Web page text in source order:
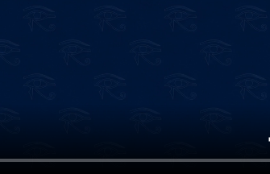
Reporting Standard (IFRS 16) and
Law No. 95 of 1995, amended
of 2018 regarding financial leasing
leasing contracts, it was found that as
(IAS: 17) and its Egyptian
Financial Reporting Standard (IFRS
a translation of the
of 1995, which prevented the adoption
issuance of Law No. 176 of 2018.